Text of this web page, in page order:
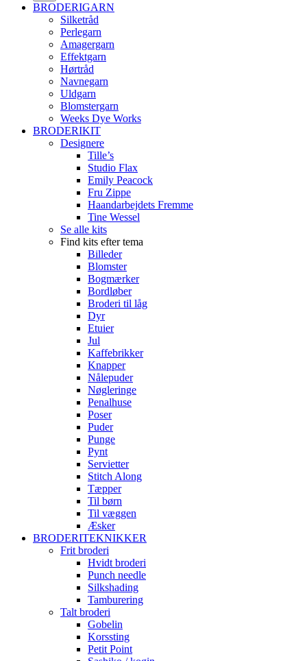
BRODERIGARN
Silketråd
Perlegarn
Amagergarn
Effektgarn
Hørtråd
Navnegarn
Uldgarn
Blomstergarn
Weeks Dye Works
BRODERIKIT
Designere
Tille’s
Studio Flax
Emily Peacock
Fru Zippe
Haandarbejdets Fremme
Tine Wessel
Se alle kits
Find kits efter tema
Billeder
Blomster
Bogmærker
Bordløber
Broderi til låg
Dyr
Etuier
Jul
Kaffebrikker
Knapper
Nålepuder
Nøgleringe
Penalhuse
Poser
Puder
Punge
Pynt
Servietter
Stitch Along
Tæpper
Til børn
Til væggen
Æsker
BRODERITEKNIKKER
Frit broderi
Hvidt broderi
Punch needle
Silkshading
Tamburering
Talt broderi
Gobelin
Korssting
Petit Point